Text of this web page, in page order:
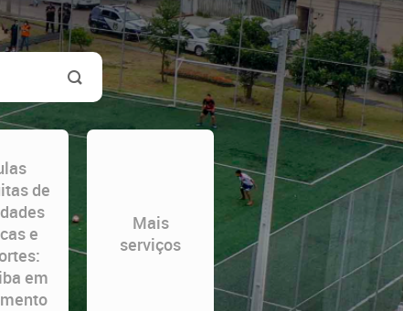
de
e
em
Mais
serviços